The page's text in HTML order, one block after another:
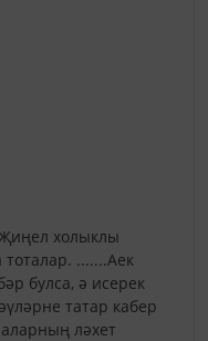
холыклы
.......Аек
булса, ә исерек
татар кабер
ләхет